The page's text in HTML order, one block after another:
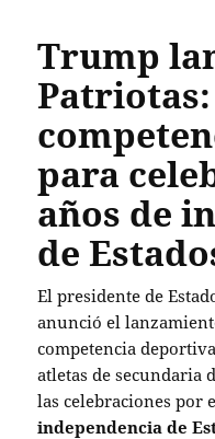
Trump
para
años de
de
El presidente de
anunció el
competencia
atletas de secundaria
las celebraciones por
independencia de